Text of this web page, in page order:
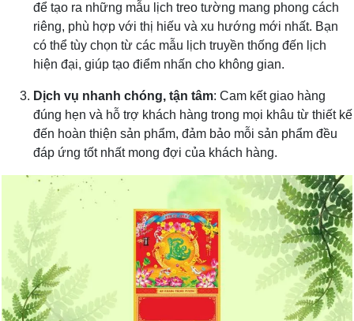
để tạo ra những mẫu lịch treo tường mang phong cách
riêng, phù hợp với thị hiếu và xu hướng mới nhất. Bạn
có thể tùy chọn từ các mẫu lịch truyền thống đến lịch
hiện đại, giúp tạo điểm nhấn cho không gian.
Dịch vụ nhanh chóng, tận tâm: Cam kết giao hàng
đúng hẹn và hỗ trợ khách hàng trong mọi khâu từ thiết kế
đến hoàn thiện sản phẩm, đảm bảo mỗi sản phẩm đều
đáp ứng tốt nhất mong đợi của khách hàng.